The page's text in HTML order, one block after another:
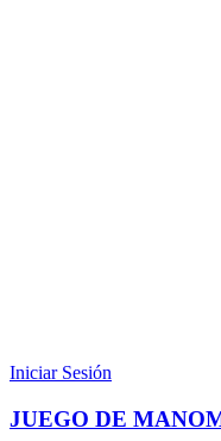
Iniciar Sesión
JUEGO DE